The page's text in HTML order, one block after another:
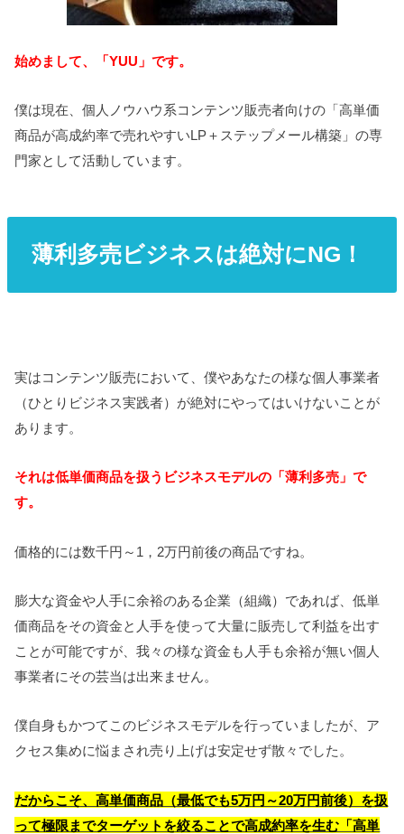
始めまして、「YUU」です。
僕は現在、個人ノウハウ系コンテンツ販売者向けの「高単価
商品が高成約率で売れやすいLP＋ステップメール構築」の専
門家として活動しています。
薄利多売ビジネスは絶対にNG！
実はコンテンツ販売において、僕やあなたの様な個人事業者
（ひとりビジネス実践者）が絶対にやってはいけないことが
あります。
それは低単価商品を扱うビジネスモデルの「薄利多売」で
す。
価格的には数千円～1，2万円前後の商品ですね。
膨大な資金や人手に余裕のある企業（組織）であれば、低単
価商品をその資金と人手を使って大量に販売して利益を出す
ことが可能ですが、我々の様な資金も人手も余裕が無い個人
事業者にその芸当は出来ません。
僕自身もかつてこのビジネスモデルを行っていましたが、ア
クセス集めに悩まされ売り上げは安定せず散々でした。
だからこそ、高単価商品（最低でも5万円～20万円前後）を扱
って極限までターゲットを絞ることで高成約率を生む「高単